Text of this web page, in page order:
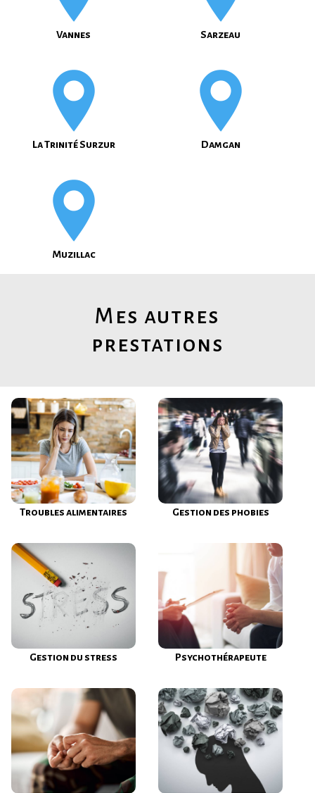
Vannes Sarzeau
La Trinité Surzur Damgan
Muzillac
Mes autres
prestations
Troubles alimentaires Gestion des phobies
Gestion du stress Psychothérapeute